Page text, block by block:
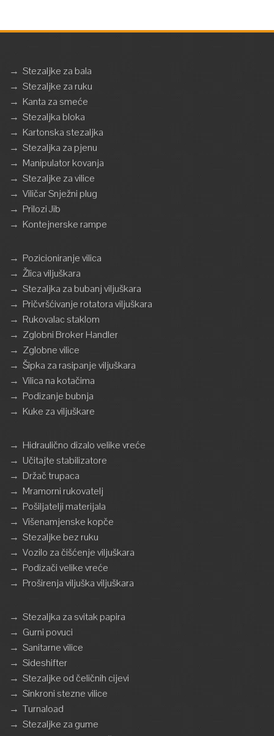
→ Stezaljke za bala
→ Stezaljke za ruku
→ Kanta za smeće
→ Stezaljka bloka
→ Kartonska stezaljka
→ Stezaljka za pjenu
→ Manipulator kovanja
→ Stezaljke za vilice
→ Viličar Snježni plug
→ Prilozi Jib
→ Kontejnerske rampe
→ Pozicioniranje vilica
→ Žlica viljuškara
→ Stezaljka za bubanj viljuškara
→ Pričvršćivanje rotatora viljuškara
→ Rukovalac staklom
→ Zglobni Broker Handler
→ Zglobne vilice
→ Šipka za rasipanje viljuškara
→ Vilica na kotačima
→ Podizanje bubnja
→ Kuke za viljuškare
→ Hidraulično dizalo velike vreće
→ Učitajte stabilizatore
→ Držač trupaca
→ Mramorni rukovatelj
→ Pošiljatelji materijala
→ Višenamjenske kopče
→ Stezaljke bez ruku
→ Vozilo za čišćenje viljuškara
→ Podizači velike vreće
→ Proširenja viljuška viljuškara
→ Stezaljka za svitak papira
→ Gurni povuci
→ Sanitarne vilice
→ Sideshifter
→ Stezaljke od čeličnih cijevi
→ Sinkroni stezne vilice
→ Turnaload
→ Stezaljke za gume